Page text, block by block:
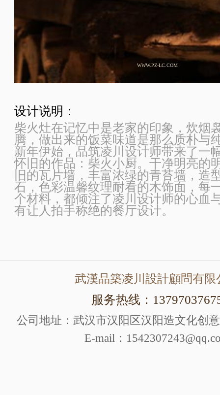
WWW.PZ-LC.COM
设计说明：
柴火灶在记忆中是老家的印象，炊烟
腾，做出来的饭菜味道是那么质朴与
新年伊始，品筑凌川设计师带来了一
怀旧的作品：柴火小厨。干净明亮的
旧的瓦片墙，丰富浓绿的青苔墙，造
石，色彩温馨纹理耐看的木饰面，每
个材料，都倾注了凌川设计师的心血
有让人拍手称绝的餐厅设计。
武漢品築凌川設計顧問有限
服务热线：
公司地址：武汉市汉阳区汉阳造文化创
E-mail：